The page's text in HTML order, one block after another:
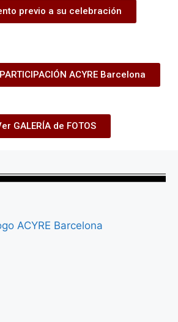
previo a su celebración
ACYRE Barcelona
GALERÍA de FOTOS